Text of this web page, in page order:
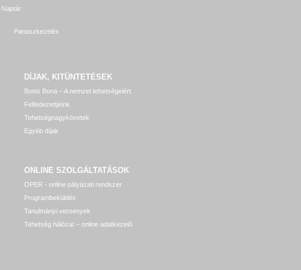
Naptár
Panaszkezelés
DÍJAK, KITÜNTETÉSEK
Bonis Bona – A nemzet tehetségeiért
Felfedezettjeink
Tehetségnagykövetek
Egyéb díjak
ONLINE SZOLGÁLTATÁSOK
OPER - online pályázati rendszer
Programbeküldés
Tanulmányi versenyek
Tehetség hálózat – online adatkezelő